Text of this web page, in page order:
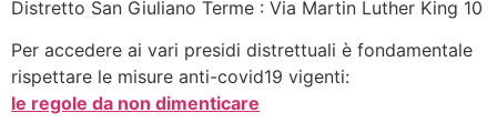
Distretto San Giuliano Terme : Via Martin Luther King 10
Per accedere ai vari presidi distrettuali è fondamentale
rispettare le misure anti-covid19 vigenti:
le regole da non dimenticare